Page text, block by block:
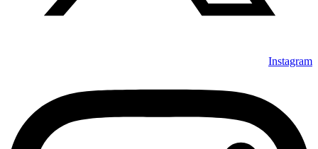
Instagram